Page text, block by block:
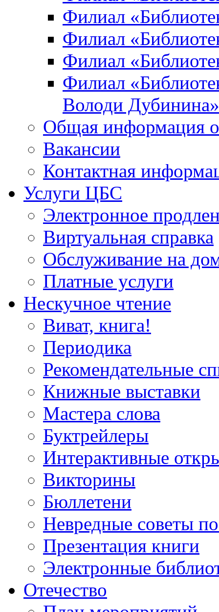
Филиал
Филиал
Филиал
Филиал
Володи Дубинина»
Общая информация
Вакансии
Контактная
Услуги ЦБС
Электронное
Виртуальная справка
Обслуживание на
Платные услуги
Нескучное чтение
Виват, книга!
Периодика
Рекомендательные
Книжные выставки
Мастера слова
Буктрейлеры
Интерактивные
Викторины
Бюллетени
Невредные советы
Презентация книги
Электронные
Отечество